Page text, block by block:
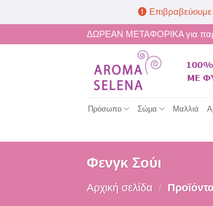
στο
ΔΩΡΕΑΝ ΜΕΤΑΦΟΡΙΚΑ για
Πρόσωπο Σώμα Μαλλιά
Φενγκ Σούι
Αρχική σελίδα /